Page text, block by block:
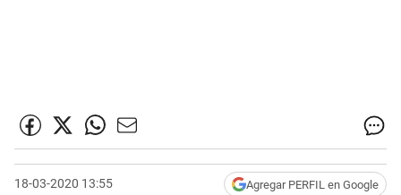
18-03-2020 13:55 Agregar PERFIL en Google